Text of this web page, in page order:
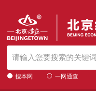
搜本网 一网通查